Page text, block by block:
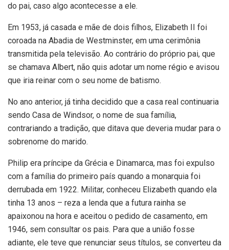
do pai, caso algo acontecesse a ele.
Em 1953, já casada e mãe de dois filhos, Elizabeth II foi
coroada na Abadia de Westminster, em uma cerimônia
transmitida pela televisão. Ao contrário do próprio pai, que
se chamava Albert, não quis adotar um nome régio e avisou
que iria reinar com o seu nome de batismo.
No ano anterior, já tinha decidido que a casa real continuaria
sendo Casa de Windsor, o nome de sua família,
contrariando a tradição, que ditava que deveria mudar para o
sobrenome do marido.
Philip era príncipe da Grécia e Dinamarca, mas foi expulso
com a família do primeiro país quando a monarquia foi
derrubada em 1922. Militar, conheceu Elizabeth quando ela
tinha 13 anos – reza a lenda que a futura rainha se
apaixonou na hora e aceitou o pedido de casamento, em
1946, sem consultar os pais. Para que a união fosse
adiante, ele teve que renunciar seus títulos, se converteu da